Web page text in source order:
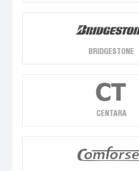
BRIDGESTONE
CENTARA